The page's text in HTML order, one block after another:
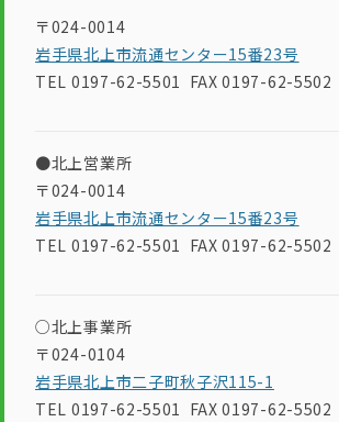
〒024-0014
岩手県北上市流通センター15番23号
TEL 0197-62-5501 FAX 0197-62-5502
●北上営業所
〒024-0014
岩手県北上市流通センター15番23号
TEL 0197-62-5501 FAX 0197-62-5502
○北上事業所
〒024-0104
岩手県北上市二子町秋子沢115-1
TEL 0197-62-5501 FAX 0197-62-5502